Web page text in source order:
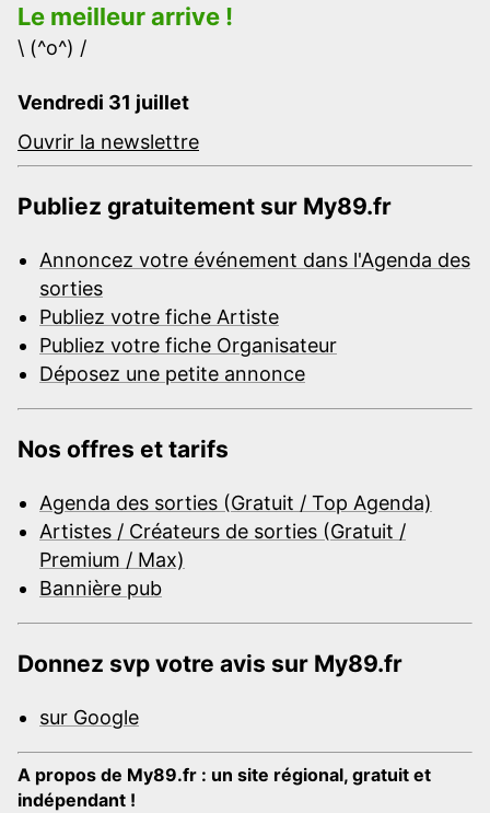
Le meilleur arrive !
\ (^o^) /
Vendredi 31 juillet
Ouvrir la newslettre
Publiez gratuitement sur My89.fr
Annoncez votre événement dans l'Agenda des
sorties
Publiez votre fiche Artiste
Publiez votre fiche Organisateur
Déposez une petite annonce
Nos offres et tarifs
Agenda des sorties (Gratuit / Top Agenda)
Artistes / Créateurs de sorties (Gratuit /
Premium / Max)
Bannière pub
Donnez svp votre avis sur My89.fr
sur Google
A propos de My89.fr : un site régional, gratuit et
indépendant !